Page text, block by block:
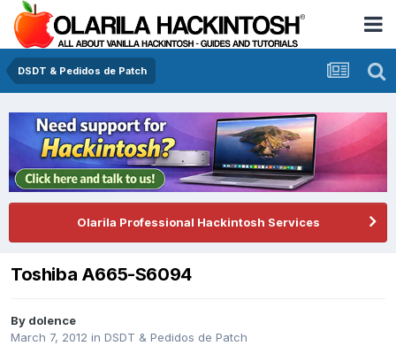
DSDT & Pedidos de Patch
Olarila Professional Hackintosh Services
Toshiba A665-S6094
By dolence
March 7, 2012 in DSDT & Pedidos de Patch